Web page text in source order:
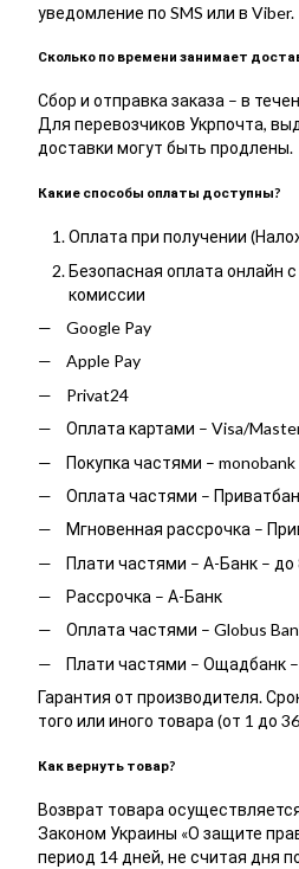
уведомление по SMS или в Viber.
Сколько по времени занимает
Сбор и отправка заказа – в
Для перевозчиков Укрпочта,
доставки могут быть продлены.
Какие способы оплаты доступны?
Оплата при получении
Безопасная оплата онлайн с
комиссии
Google Pay
Apple Pay
Privat24
Оплата картами – Visa/
Покупка частями –
Оплата частями –
Мгновенная рассрочка –
Плати частями – А-Банк – до
Рассрочка – А-Банк
Оплата частями – Globus
Плати частями – Ощадбанк
Гарантия от производителя.
того или иного товара (от 1 до
Как вернуть товар?
Возврат товара
Законом Украины «О защите
период 14 дней, не считая дня